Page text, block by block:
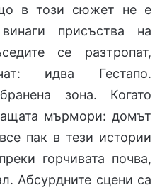
в този сюжет не е
присъства на
се разтропат,
идва Гестапо.
зона. Когато
мърмори: домът
пак в тези истории
горчивата почва,
Абсурдните сцени са